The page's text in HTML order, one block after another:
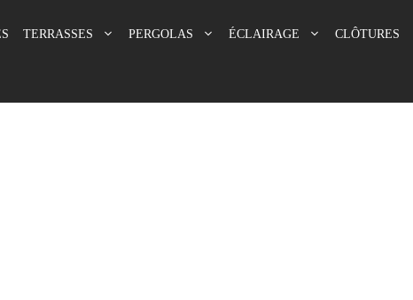
TERRASSES PERGOLAS ÉCLAIRAGE CLÔTURES